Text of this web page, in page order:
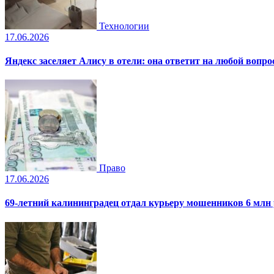
Технологии
17.06.2026
Яндекс заселяет Алису в отели: она ответит на любой
Право
17.06.2026
69-летний калининградец отдал курьеру мошенников 6 млн